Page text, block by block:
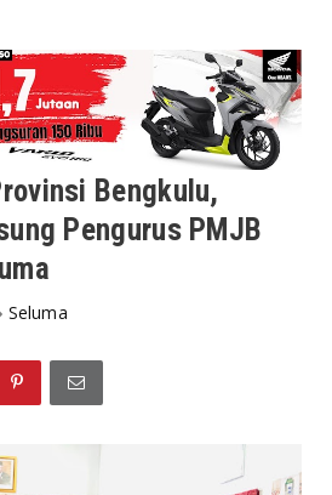
Bengkulu,
Pengurus PMJB
Seluma